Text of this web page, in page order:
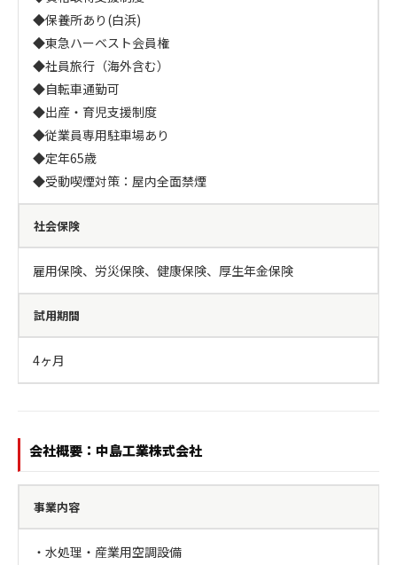
◆保養所あり(白浜)
◆東急ハーベスト会員権
◆社員旅行（海外含む）
◆自転車通勤可
◆出産・育児支援制度
◆従業員専用駐車場あり
◆定年65歳
◆受動喫煙対策：屋内全面禁煙
社会保険
雇用保険、労災保険、健康保険、厚生年金保険
試用期間
4ヶ月
会社概要：中島工業株式会社
事業内容
・水処理・産業用空調設備